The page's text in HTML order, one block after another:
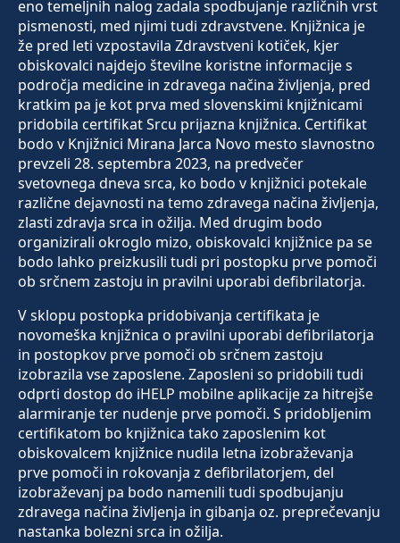
eno temeljnih nalog zadala spodbujanje različnih vrst
pismenosti, med njimi tudi zdravstvene. Knjižnica je
že pred leti vzpostavila Zdravstveni kotiček, kjer
obiskovalci najdejo številne koristne informacije s
področja medicine in zdravega načina življenja, pred
kratkim pa je kot prva med slovenskimi knjižnicami
pridobila certifikat Srcu prijazna knjižnica. Certifikat
bodo v Knjižnici Mirana Jarca Novo mesto slavnostno
prevzeli 28. septembra 2023, na predvečer
svetovnega dneva srca, ko bodo v knjižnici potekale
različne dejavnosti na temo zdravega načina življenja,
zlasti zdravja srca in ožilja. Med drugim bodo
organizirali okroglo mizo, obiskovalci knjižnice pa se
bodo lahko preizkusili tudi pri postopku prve pomoči
ob srčnem zastoju in pravilni uporabi defibrilatorja.
V sklopu postopka pridobivanja certifikata je
novomeška knjižnica o pravilni uporabi defibrilatorja
in postopkov prve pomoči ob srčnem zastoju
izobrazila vse zaposlene. Zaposleni so pridobili tudi
odprti dostop do iHELP mobilne aplikacije za hitrejše
alarmiranje ter nudenje prve pomoči. S pridobljenim
certifikatom bo knjižnica tako zaposlenim kot
obiskovalcem knjižnice nudila letna izobraževanja
prve pomoči in rokovanja z defibrilatorjem, del
izobraževanj pa bodo namenili tudi spodbujanju
zdravega načina življenja in gibanja oz. preprečevanju
nastanka bolezni srca in ožilja.